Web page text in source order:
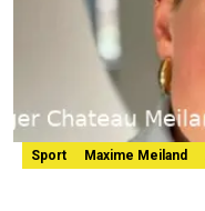
Sport Maxime Meiland